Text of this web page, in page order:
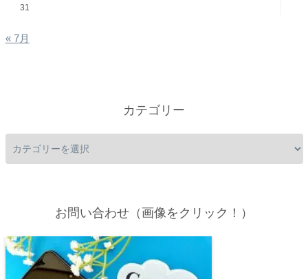
31
« 7月
カテゴリー
お問い合わせ（画像をクリック！）